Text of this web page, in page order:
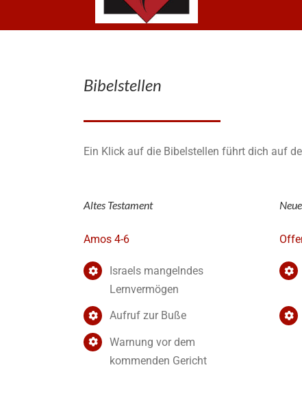
Bibelstellen
Ein Klick auf die Bibelstellen führt dich auf
Altes Testament
Amos 4-6
Israels mangelndes
Lernvermögen
Aufruf zur Buße
Warnung vor dem
kommenden Gericht